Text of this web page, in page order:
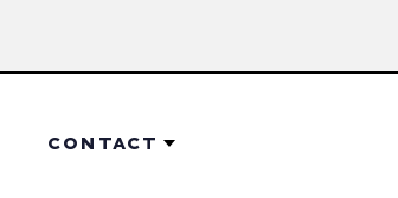
CONTACT